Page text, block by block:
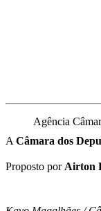
Agência
A Câmara dos
Proposto por Airton